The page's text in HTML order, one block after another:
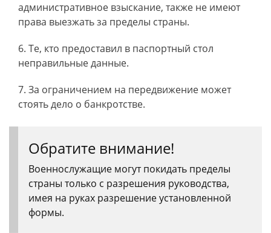
административное взыскание, также не имеют
права выезжать за пределы страны.
Те, кто предоставил в паспортный стол
неправильные данные.
За ограничением на передвижение может
стоять дело о банкротстве.
Обратите внимание!
Военнослужащие могут покидать пределы
страны только с разрешения руководства,
имея на руках разрешение установленной
формы.